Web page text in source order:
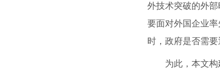
外技术突破的外
要面对外国企业
时，政府是否需
为此，本文